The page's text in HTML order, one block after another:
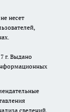
несет
г. Выдано
сведений,